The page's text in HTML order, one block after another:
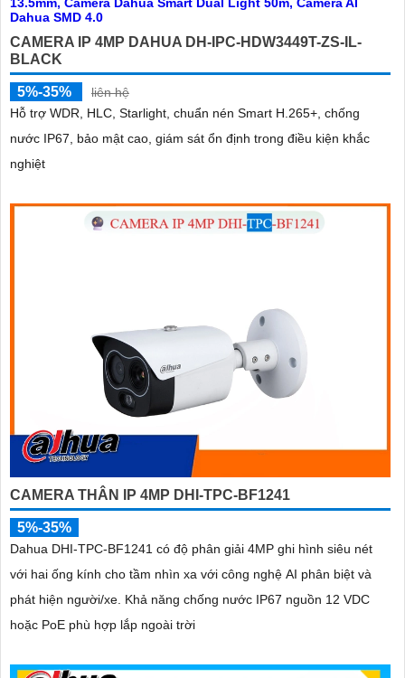
CAMERA IP 4MP DAHUA DH-IPC-HDW3449T-ZS-IL-
BLACK
5%-35%
liên hệ
Hỗ trợ WDR, HLC, Starlight, chuẩn nén Smart H.265+, chống
nước IP67, bảo mật cao, giám sát ổn định trong điều kiện khắc
nghiệt
CAMERA THÂN IP 4MP DHI-TPC-BF1241
5%-35%
Dahua DHI-TPC-BF1241 có độ phân giải 4MP ghi hình siêu nét
với hai ống kính cho tầm nhìn xa với công nghệ AI phân biệt và
phát hiện người/xe. Khả năng chống nước IP67 nguồn 12 VDC
hoặc PoE phù hợp lắp ngoài trời